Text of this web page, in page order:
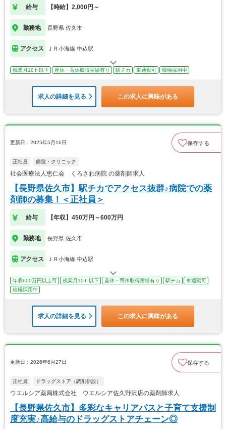
給与 【時給】2,000円～
勤務地 長野県 佐久市
アクセス ＪＲ小海線 中込駅
残業月10ｈ以下 産休・育休取得実績有り 駅チカ 車通勤可 積極採用中
求人の詳細を見る この求人に興味がある
更新日：2025年5月16日 保存する
正社員 病院・クリニック
社会医療法人恵仁会 くろさわ病院 の薬剤師求人
【長野県佐久市】駅チカでアクセス抜群♪病院での薬
剤師の募集！＜正社員＞
給与 【年収】450万円～600万円
勤務地 長野県 佐久市
アクセス ＪＲ小海線 中込駅
年収600万円以上可 残業月10ｈ以下 産休・育休取得実績有り 駅チカ
車通勤可
積極採用中
求人の詳細を見る この求人に興味がある
更新日：2026年6月27日 保存する
正社員 ドラッグストア（調剤併設）
ウエルシア薬局株式会社 ウエルシア佐久野沢店の薬剤師求人
【長野県佐久市】多彩なキャリアパスと子育て支援制
度充実♪高給与のドラッグストアチェーン◎